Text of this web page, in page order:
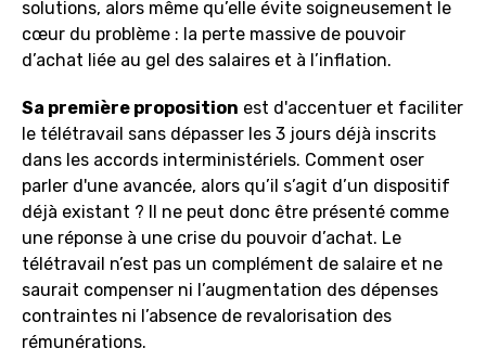
solutions, alors même qu’elle évite soigneusement le
cœur du problème : la perte massive de pouvoir
d’achat liée au gel des salaires et à l’inflation.
Sa première proposition est d'accentuer et faciliter
le télétravail sans dépasser les 3 jours déjà inscrits
dans les accords interministériels. Comment oser
parler d'une avancée, alors qu’il s’agit d’un dispositif
déjà existant ? Il ne peut donc être présenté comme
une réponse à une crise du pouvoir d’achat. Le
télétravail n’est pas un complément de salaire et ne
saurait compenser ni l’augmentation des dépenses
contraintes ni l’absence de revalorisation des
rémunérations.